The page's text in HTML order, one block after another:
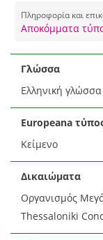
Πληροφορία και
Αποκόμματα
Γλώσσα
Ελληνική γλώσσα
Europeana
Κείμενο
Δικαιώματα
Οργανισμός
Thessaloniki